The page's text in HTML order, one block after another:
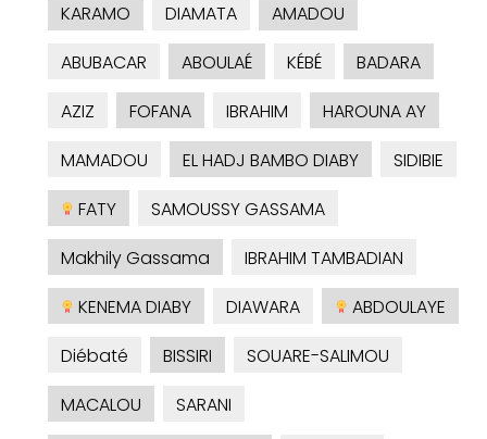
KARAMO
DIAMATA
AMADOU
ABUBACAR
ABOULAÉ KÉBÉ
BADARA
AZIZ
FOFANA IBRAHIM
HAROUNA AY
MAMADOU
EL HADJ BAMBO DIABY
SIDIBIE
FATY
SAMOUSSY GASSAMA
Makhily Gassama
IBRAHIM TAMBADIAN
KENEMA DIABY
DIAWARA
ABDOULAYE
Diébaté
BISSIRI
SOUARE-SALIMOU
MACALOU
SARANI